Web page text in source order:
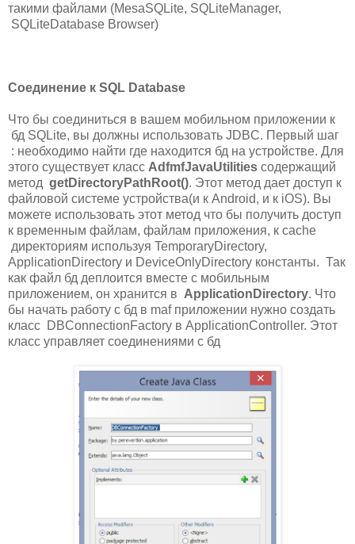
такими файлами (MesaSQLite, SQLiteManager,
SQLiteDatabase Browser)
Соединение к SQL Database
Что бы соединиться в вашем мобильном приложении к
бд SQLite, вы должны использовать JDBC. Первый шаг
: необходимо найти где находится бд на устройстве. Для
этого существует класс AdfmfJavaUtilities содержащий
метод getDirectoryPathRoot(). Этот метод дает доступ к
файловой системе устройства(и к Android, и к iOS). Вы
можете использовать этот метод что бы получить доступ
к временным файлам, файлам приложения, к cache
директориям используя TemporaryDirectory,
ApplicationDirectory и DeviceOnlyDirectory константы. Так
как файл бд деплоится вместе с мобильным
приложением, он хранится в ApplicationDirectory. Что
бы начать работу с бд в maf приложении нужно создать
класс DBConnectionFactory в ApplicationController. Этот
класс управляет соединениями с бд